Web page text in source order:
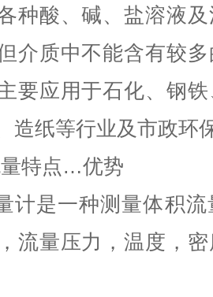
种酸、碱、盐溶液
介质中不能含有较
要应用于石化、钢
造纸等行业及市政环
特点…优势
计是一种测量体积
流量压力，温度，